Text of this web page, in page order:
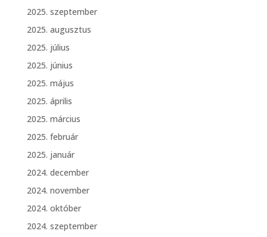
2025. szeptember
2025. augusztus
2025. július
2025. június
2025. május
2025. április
2025. március
2025. február
2025. január
2024. december
2024. november
2024. október
2024. szeptember